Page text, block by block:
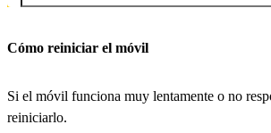
Cómo reiniciar el móvil
Si el móvil funciona muy lentamente o no
reiniciarlo.